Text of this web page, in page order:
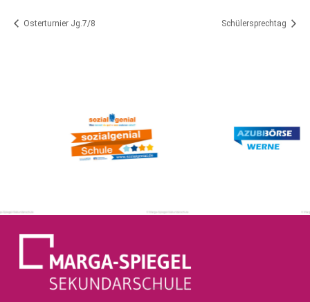
Osterturnier Jg.7/8 Schülersprechtag